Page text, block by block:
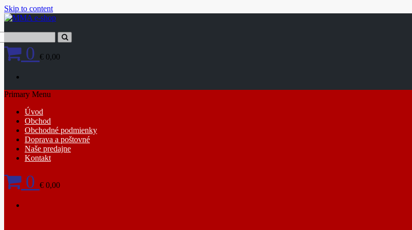
Skip to content
0 € 0,00
Primary Menu
Úvod
Obchod
Obchodné podmienky
Doprava a poštovné
Naše predajne
Kontakt
0 € 0,00